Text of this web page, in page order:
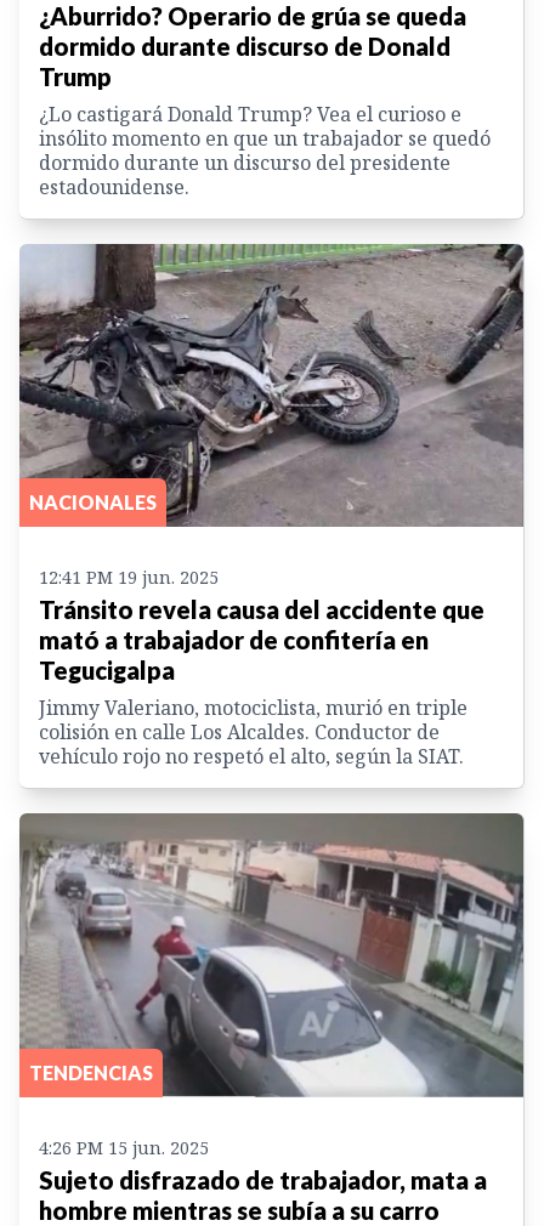
¿Aburrido? Operario de grúa se queda
dormido durante discurso de Donald
Trump
¿Lo castigará Donald Trump? Vea el curioso e
insólito momento en que un trabajador se quedó
dormido durante un discurso del presidente
estadounidense.
NACIONALES
12:41 PM 19 jun. 2025
Tránsito revela causa del accidente que
mató a trabajador de confitería en
Tegucigalpa
Jimmy Valeriano, motociclista, murió en triple
colisión en calle Los Alcaldes. Conductor de
vehículo rojo no respetó el alto, según la SIAT.
TENDENCIAS
4:26 PM 15 jun. 2025
Sujeto disfrazado de trabajador, mata a
hombre mientras se subía a su carro